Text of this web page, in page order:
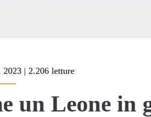
2023 | 2.206 letture
un Leone in